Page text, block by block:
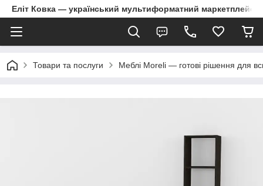
Еліт Ковка — український мультиформатний маркетплейс
Товари та послуги Меблі Moreli — готові рішення для